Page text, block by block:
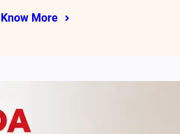
Know More